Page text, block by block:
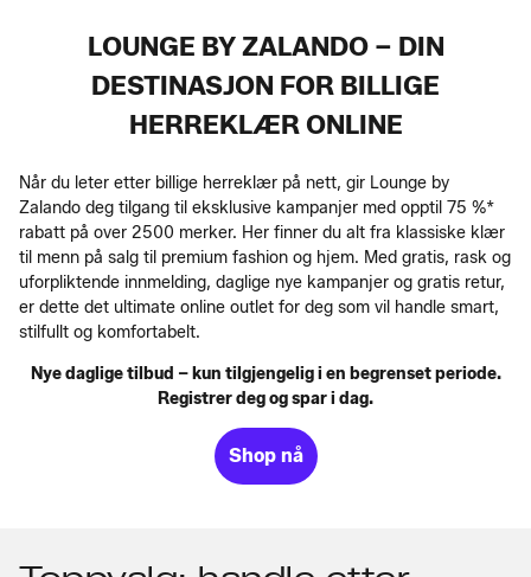
LOUNGE BY ZALANDO – DIN
DESTINASJON FOR BILLIGE
HERREKLÆR ONLINE
Når du leter etter billige herreklær på nett, gir Lounge by
Zalando deg tilgang til eksklusive kampanjer med opptil 75 %*
rabatt på over 2500 merker. Her finner du alt fra klassiske klær
til menn på salg til premium fashion og hjem. Med gratis, rask og
uforpliktende innmelding, daglige nye kampanjer og gratis retur,
er dette det ultimate online outlet for deg som vil handle smart,
stilfullt og komfortabelt.
Nye daglige tilbud – kun tilgjengelig i en begrenset periode.
Registrer deg og spar i dag.
Shop nå